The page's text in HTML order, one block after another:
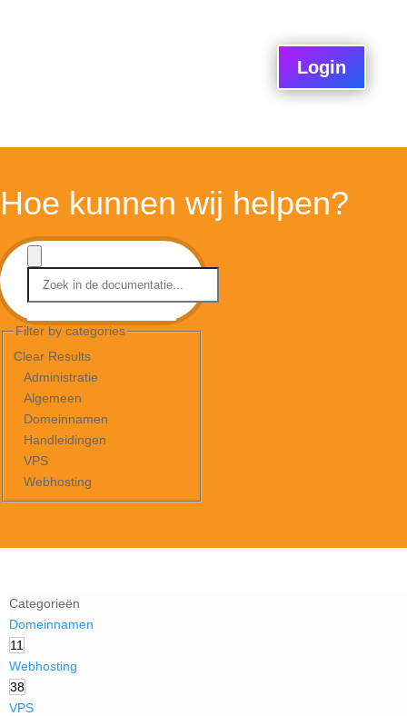
Login
Hoe kunnen wij helpen?
Filter by categories
Clear Results
Administratie
Algemeen
Domeinnamen
Handleidingen
VPS
Webhosting
Categorieën
Domeinnamen
11
Webhosting
38
VPS